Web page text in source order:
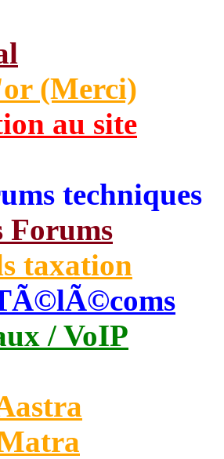
(Merci)
au site
techniques
Forums
taxation
/ VoIP